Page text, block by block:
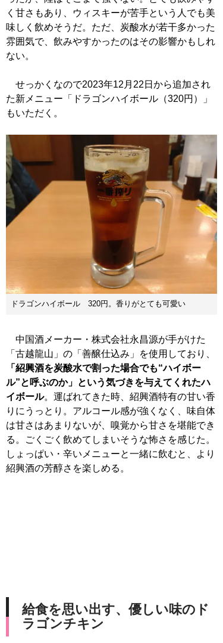
く甘さもあり、ウィスキーが苦手という人でも美
味しく飲めそうだ。ただ、炭酸水が若干多かった
雰囲気で、飲みやすかったのはその影響かもしれ
ない。
せっかくなので2023年12月22日から追加され
た新メニュー「ドラゴンハイボール（320円）」
もいただく。
ドラゴンハイボール 320円。香りがとても可愛い
中国酒メーカー・株式会社永昌源が手がけた
「古越龍山」の「善醸仕込み」を使用しており、
「紹興酒を炭酸水で割った場合でも“ハイボー
ル”と呼ぶのか」という気づきを与えてくれたハ
イボール。運ばれてきた時、紹興酒特有の甘い香
りにうっとり。アルコール感が強くなく、味自体
は甘さはあまりないが、嗅覚から甘さを堪能でき
る。ごくごく飲めてしまいそうな怖さを感じた。
しょっぱい・辛いメニューと一緒に飲むと、より
紹興酒の芳醇さを楽しめる。
給食を思い出す、優しい味のド
ラゴンチキン